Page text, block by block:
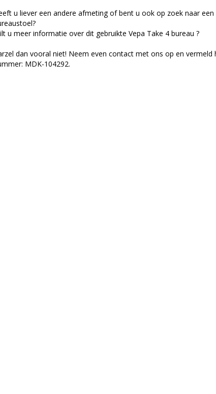
u liever een andere afmeting of bent u ook op zoek naar een
u meer informatie over dit gebruikte Vepa Take 4 bureau ?
dan vooral niet! Neem even contact met ons op en vermeld
MDK-104292.